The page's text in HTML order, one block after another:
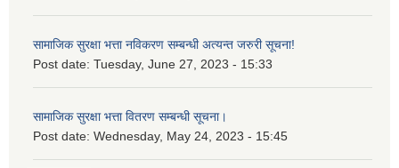
सामाजिक सुरक्षा भत्ता नविकरण सम्बन्धी अत्यन्त जरुरी सूचना!
Post date: Tuesday, June 27, 2023 - 15:33
सामाजिक सुरक्षा भत्ता वितरण सम्बन्धी सूचना।
Post date: Wednesday, May 24, 2023 - 15:45